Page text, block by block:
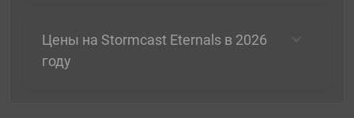
Цены на Stormcast Eternals в 2026
году